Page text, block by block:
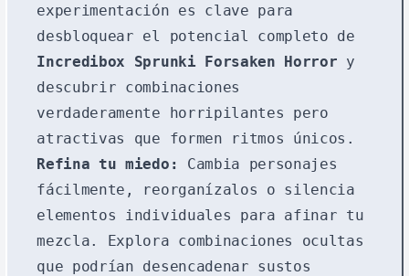
experimentación es clave para
desbloquear el potencial completo de
Incredibox Sprunki Forsaken Horror y
descubrir combinaciones
verdaderamente horripilantes pero
atractivas que formen ritmos únicos.
Refina tu miedo:
Cambia personajes
fácilmente, reorganízalos o silencia
elementos individuales para afinar tu
mezcla. Explora combinaciones ocultas
que podrían desencadenar sustos